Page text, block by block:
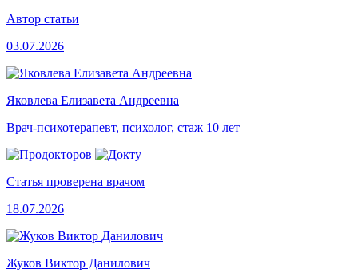
Автор статьи
03.07.2026
Яковлева Елизавета Андреевна
Врач-психотерапевт, психолог, стаж 10 лет
Статья проверена врачом
18.07.2026
Жуков Виктор Данилович